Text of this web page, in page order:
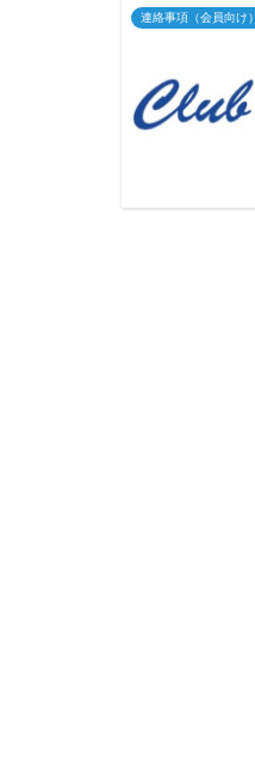
連絡事項（会員向け）